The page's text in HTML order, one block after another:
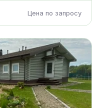
Цена по запросу